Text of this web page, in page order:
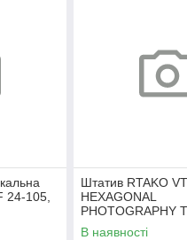
24-105,
Штатив RTAKO
HEXAGONAL
PHOTOGRAPHY
Black, Арт.74494
В наявності